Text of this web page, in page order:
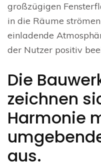
großzügigen
in die Räume
einladende
der Nutzer positiv
Die
zeichnen
Harmonie
aus.